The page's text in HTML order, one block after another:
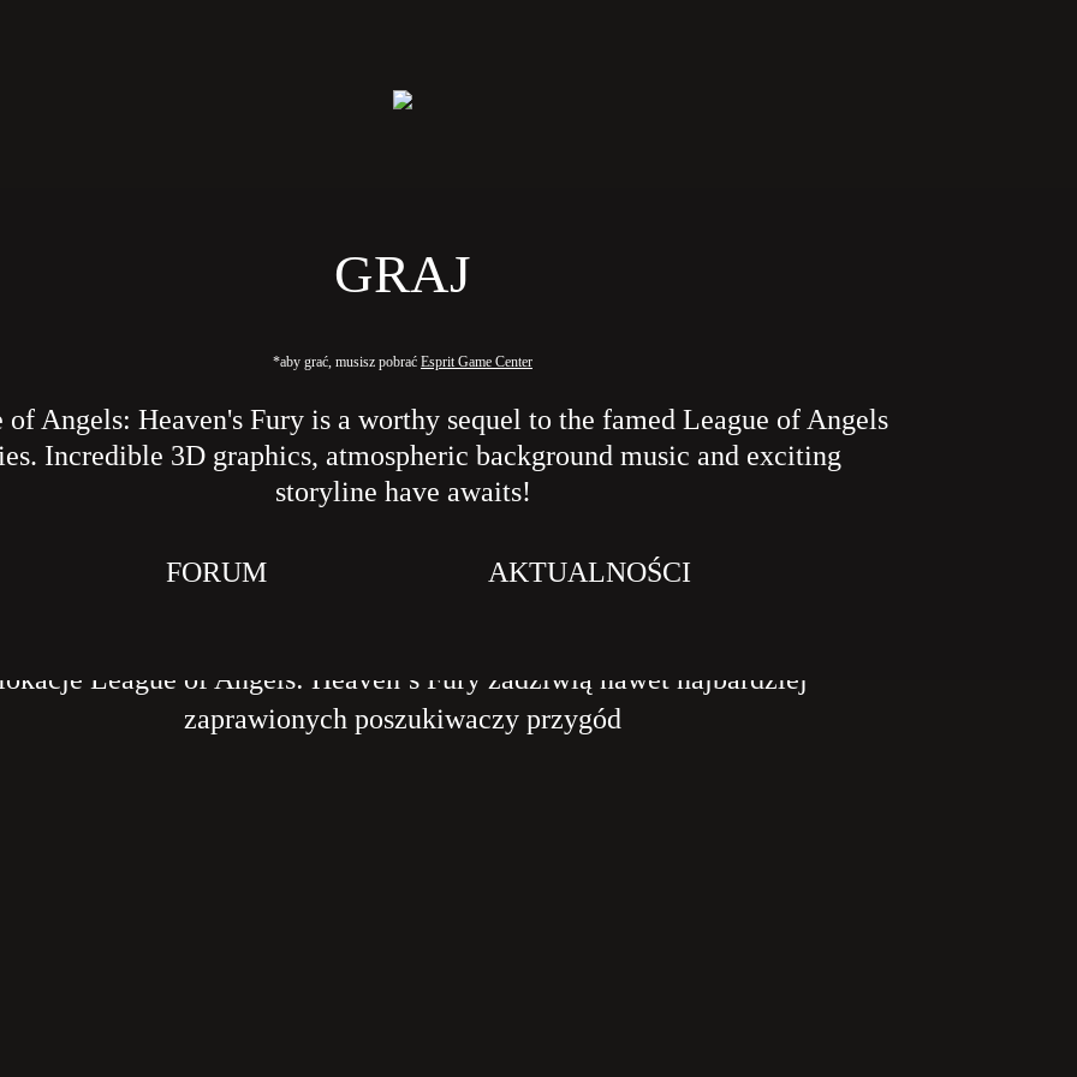
GRAJ
*aby grać, musisz pobrać Esprit Game Center
of Angels: Heaven's Fury is a worthy sequel to the famed League of Angels
Incredible 3D graphics, atmospheric background music and exciting
storyline have awaits!
FORUM AKTUALNOŚCI
lokacje League of Angels: Heaven’s Fury zadziwią nawet najbardziej
zaprawionych poszukiwaczy przygód